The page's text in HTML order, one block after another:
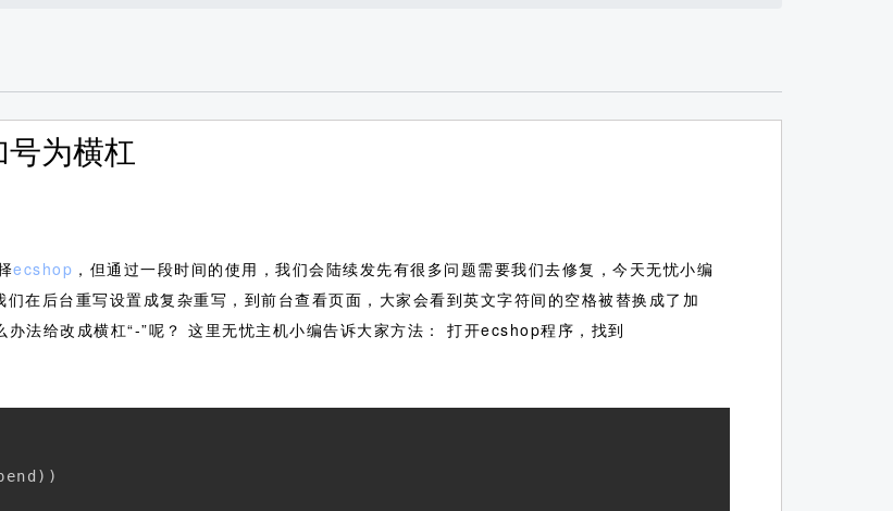
为横杠
ecshop ，但通过一段时间的使用，我们会陆续发先有很多问题需要我们去修复，今天无忧小编
在后台重写设置成复杂重写，到前台查看页面，大家会看到英文字符间的空格被替换成了加
法给改成横杠“-”呢？ 这里无忧主机小编告诉大家方法： 打开ecshop程序，找到